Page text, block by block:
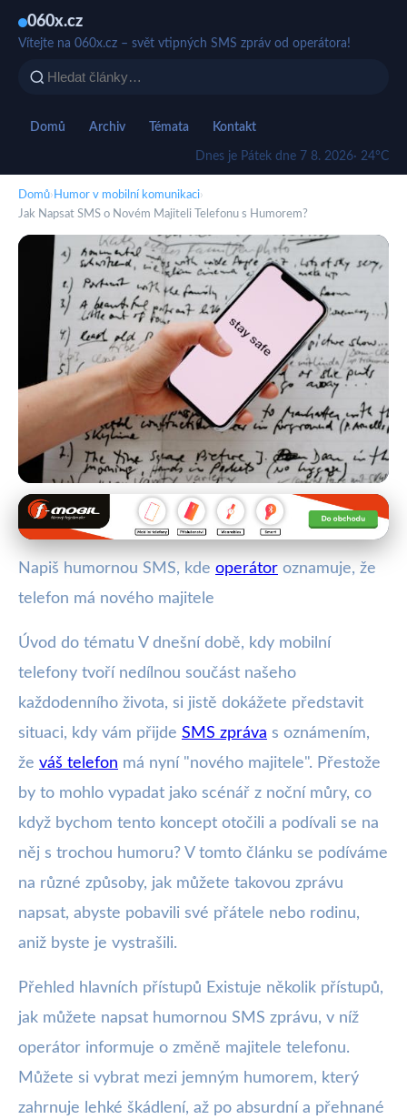
060x.cz
Vítejte na 060x.cz – svět vtipných SMS zpráv od operátora!
Domů Archiv Témata Kontakt
Dnes je Pátek dne 7 8. 2026· 24°C
Domů› Humor v mobilní komunikaci›
Jak Napsat SMS o Novém Majiteli Telefonu s Humorem?
Humor v mobilní komunikaci
Jak Napsat SMS o Novém Majiteli
Telefonu s Humorem?
Napiš humornou SMS, kde operátor oznamuje, že
telefon má nového majitele
Úvod do tématu V dnešní době, kdy mobilní
telefony tvoří nedílnou součást našeho
každodenního života, si jistě dokážete představit
situaci, kdy vám přijde SMS zpráva s oznámením,
že váš telefon má nyní "nového majitele". Přestože
by to mohlo vypadat jako scénář z noční můry, co
když bychom tento koncept otočili a podívali se na
něj s trochou humoru? V tomto článku se podíváme
na různé způsoby, jak můžete takovou zprávu
napsat, abyste pobavili své přátele nebo rodinu,
aniž byste je vystrašili.
Přehled hlavních přístupů Existuje několik přístupů,
jak můžete napsat humornou SMS zprávu, v níž
operátor informuje o změně majitele telefonu.
Můžete si vybrat mezi jemným humorem, který
zahrnuje lehké škádlení, až po absurdní a přehnané